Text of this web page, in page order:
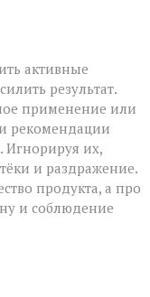
активные
результат.
применение или
рекомендации
Игнорируя их,
и раздражение.
продукта, а про
и соблюдение